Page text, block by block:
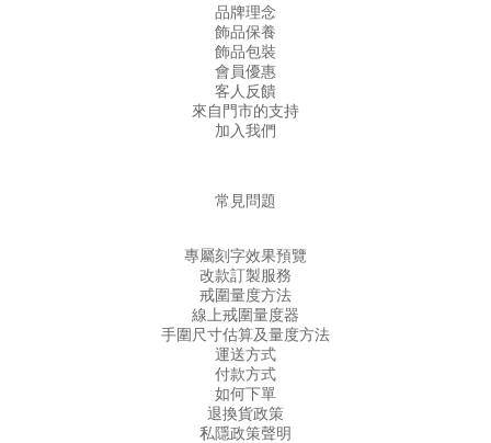
品牌理念
飾品保養
飾品包裝
會員優惠
客人反饋
來自門市的支持
加入我們
常見問題
專屬刻字效果預覽
改款訂製服務
戒圍量度方法
線上戒圍量度器
手圍尺寸估算及量度方法
運送方式
付款方式
如何下單
退換貨政策
私隱政策聲明